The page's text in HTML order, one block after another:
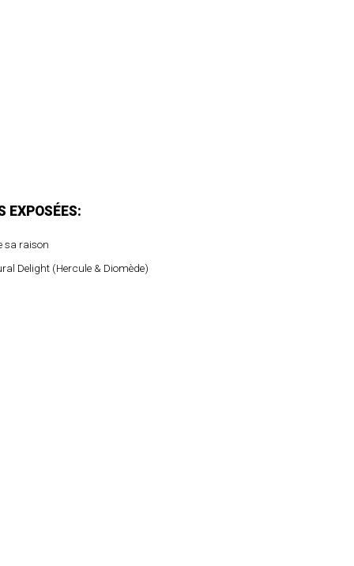
sa raison
Delight (Hercule & Diomède)